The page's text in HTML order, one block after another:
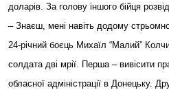
доларів. За голову іншого бійця
– Знаєш, мені навіть додому
24-річний боєць Михаїл “Малий”
солдата дві мрії. Перша – вивісити
обласної адміністрації в Донецьку.